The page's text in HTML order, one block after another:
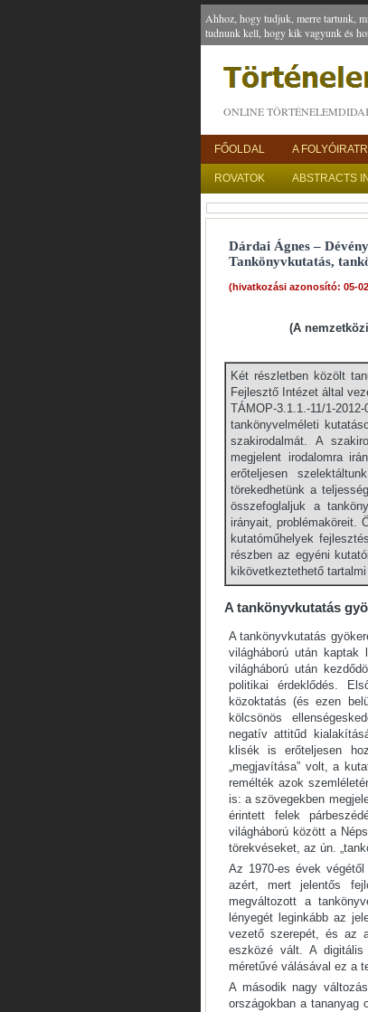
Ahhoz, hogy tudjuk, merre tartunk,
tudnunk kell, hogy kik vagyunk és
ONLINE
FŐOLDAL A
ROVATOK ABSTRACTS
Dárdai Ágnes –
Tankönyvkutatás,
(hivatkozási azonosító: 05-
(A
Két részletben közölt
Fejlesztő Intézet által
TÁMOP-3.1.1.-11/1-
tankönyvelméleti
szakirodalmát. A
megjelent irodalomra
erőteljesen
törekedhetünk a
összefoglaljuk a
irányait, problémaköreit.
kutatóműhelyek
részben az egyéni
kikövetkeztethető
A tankönyvkutatás
A tankönyvkutatás
világháború után
világháború után
politikai érdeklődés.
közoktatás (és ezen
kölcsönös
negatív attitűd
klisék is erőteljesen
„megjavítása” volt, a
remélték azok
is: a szövegekben
érintett felek
világháború között a
törekvéseket, az ún.
Az 1970-es évek
azért, mert jelentős
megváltozott a
lényegét leginkább az
vezető szerepét, és az
eszközé vált. A digitális
méretűvé válásával ez a
A második nagy
országokban a tananyag